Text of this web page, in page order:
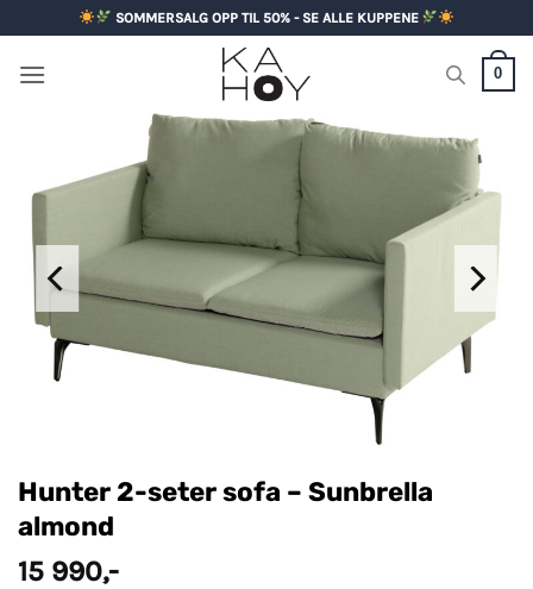
to
content
SOMMERSALG OPP TIL 50% - SE ALLE KUPPENE
0
Hunter 2-seter sofa – Sunbrella
almond
15 990,-